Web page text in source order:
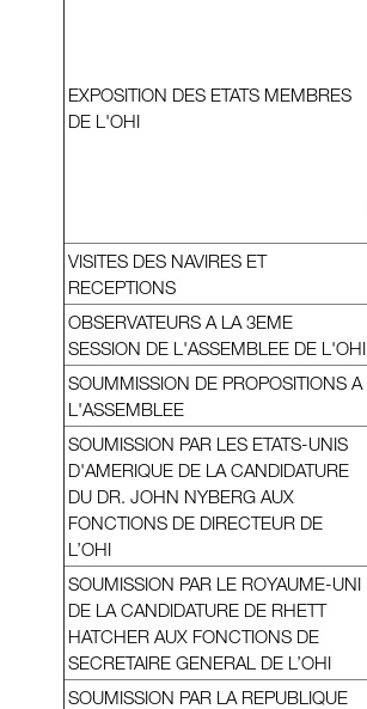
EXPOSITION DES ETATS MEMBRES
DE L'OHI
VISITES DES NAVIRES ET
RECEPTIONS
OBSERVATEURS A LA 3EME
SESSION DE L'ASSEMBLEE DE L'OHI
SOUMMISSION DE PROPOSITIONS A
L'ASSEMBLEE
SOUMISSION PAR LES ETATS-UNIS
D'AMERIQUE DE LA CANDIDATURE
DU DR. JOHN NYBERG AUX
FONCTIONS DE DIRECTEUR DE
L’OHI
SOUMISSION PAR LE ROYAUME-UNI
DE LA CANDIDATURE DE RHETT
HATCHER AUX FONCTIONS DE
SECRETAIRE GENERAL DE L’OHI
SOUMISSION PAR LA REPUBLIQUE